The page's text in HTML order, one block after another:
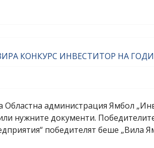
КОНКУРС ИНВЕСТИТОР НА
администрация Ямбол
нужните документи.
победителят беше „Вила